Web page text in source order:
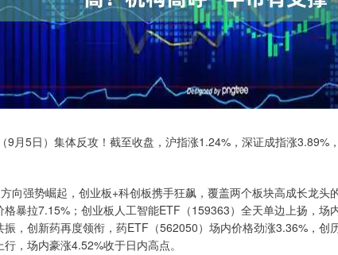
5日）集体反攻！截至收盘，沪指涨1.24%，深证成指涨3.89%
强势崛起，创业板+科创板携手狂飙，覆盖两个板块高成长龙
暴拉7.15%；创业板人工智能ETF（159363）全天单边上扬，场
振，创新药再度领衔，药ETF（562050）场内价格劲涨3.36%，创
，场内豪涨4.52%收于日内高点。